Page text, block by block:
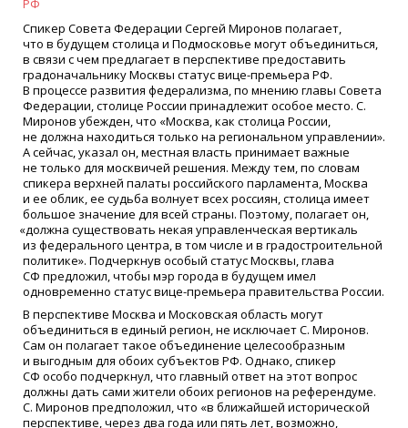
Спикер Совета Федерации Сергей Миронов полагает,
что в будущем столица и Подмосковье могут объединиться,
в связи с чем предлагает в перспективе предоставить
градоначальнику Москвы статус вице-премьера РФ.
В процессе развития федерализма, по мнению главы Совета
Федерации, столице России принадлежит особое место. С.
Миронов убежден, что «Москва, как столица России,
не должна находиться только на региональном управлении».
А сейчас, указал он, местная власть принимает важные
не только для москвичей решения. Между тем, по словам
спикера верхней палаты российского парламента, Москва
и ее облик, ее судьба волнует всех россиян, столица имеет
большое значение для всей страны. Поэтому, полагает он,
«должна существовать некая управленческая вертикаль
из федерального центра, в том числе и в градостроительной
политике». Подчеркнув особый статус Москвы, глава
СФ предложил, чтобы мэр города в будущем имел
одновременно статус вице-премьера правительства России.
В перспективе Москва и Московская область могут
объединиться в единый регион, не исключает С. Миронов.
Сам он полагает такое объединение целесообразным
и выгодным для обоих субъектов РФ. Однако, спикер
СФ особо подчеркнул, что главный ответ на этот вопрос
должны дать сами жители обоих регионов на референдуме.
С. Миронов предположил, что «в ближайшей исторической
перспективе, через два года или пять лет, возможно,